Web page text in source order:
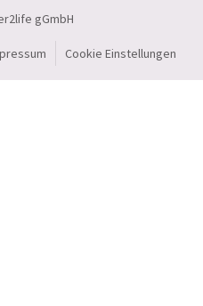
gGmbH
Cookie Einstellungen